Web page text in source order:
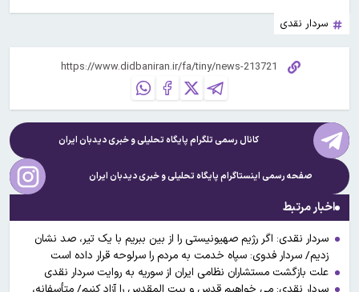
سردار نقدی
کانال رسمی تلگرام پایگاه تحلیلی و خبریدیدبان ایران
صفحه رسمی اینستاگرام پایگاه تحلیلی و خبریدیدبان ایران
اخبار مرتبط
سردار نقدی: اگر رژیم صهیونیستی را از بین ببریم با یک تیر، صد نشان
زدیم/ سردار فدوی: سپاه خدمت به مردم را سرلوحه قرار داده است
علت بازگشت مستشاران نظامی ایران از سوریه به روایت سردار نقدی